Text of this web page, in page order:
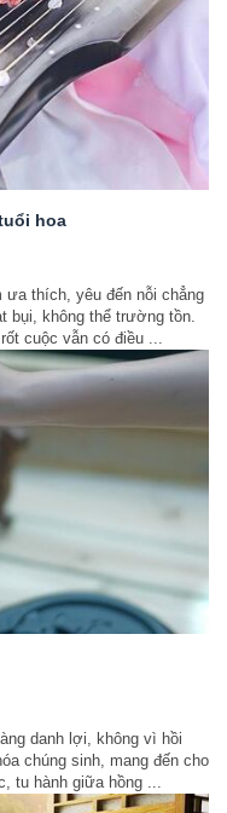
hoa
ưa thích, yêu đến nỗi chẳng
bụi, không thể trường tồn.
cuộc vẫn có điều ...
danh lợi, không vì hồi
chúng sinh, mang đến cho
tu hành giữa hồng ...